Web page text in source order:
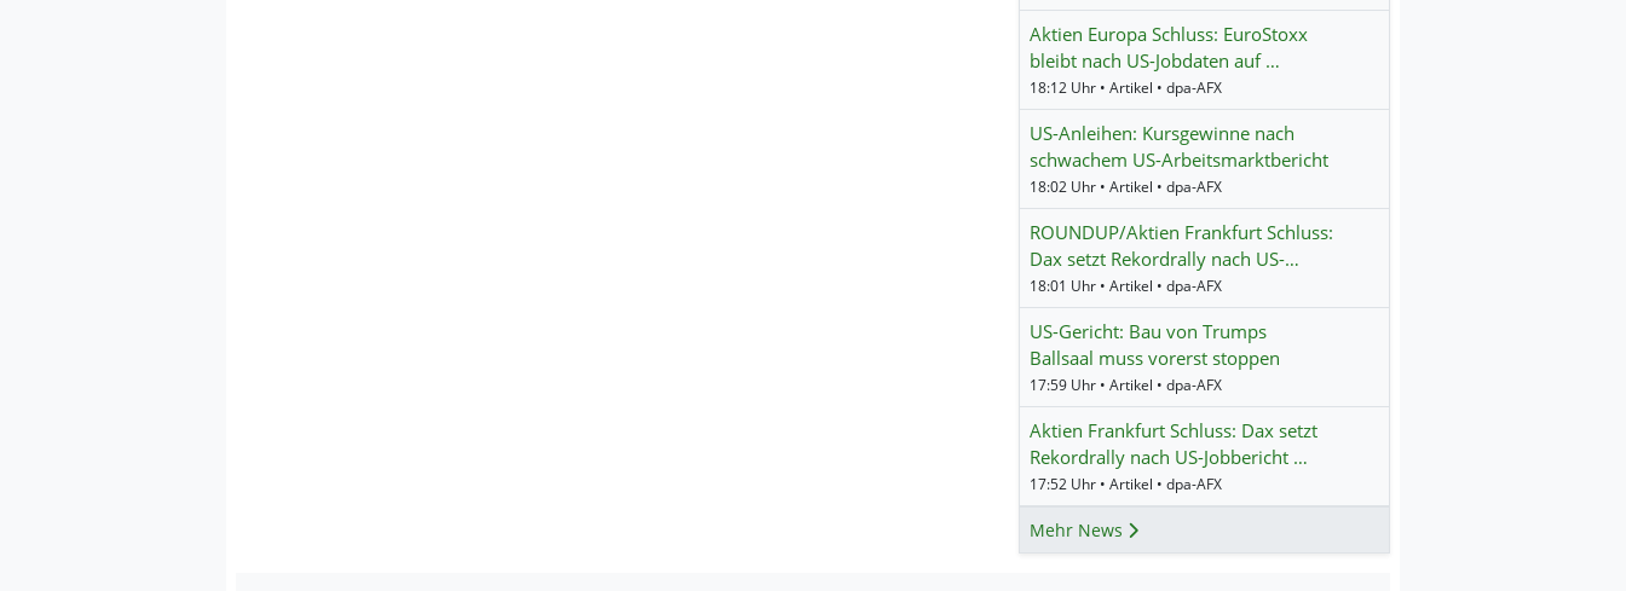
Aktien Europa Schluss: EuroStoxx
bleibt nach US-Jobdaten auf …
18:12 Uhr • Artikel • dpa-AFX
US-Anleihen: Kursgewinne nach
schwachem US-Arbeitsmarktbericht
18:02 Uhr • Artikel • dpa-AFX
ROUNDUP/Aktien Frankfurt Schluss:
Dax setzt Rekordrally nach US-…
18:01 Uhr • Artikel • dpa-AFX
US-Gericht: Bau von Trumps
Ballsaal muss vorerst stoppen
17:59 Uhr • Artikel • dpa-AFX
Aktien Frankfurt Schluss: Dax setzt
Rekordrally nach US-Jobbericht …
17:52 Uhr • Artikel • dpa-AFX
Mehr News